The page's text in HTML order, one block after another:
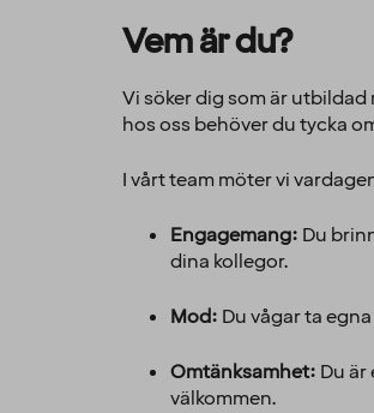
Vem är du?
Vi söker dig som är
hos oss behöver du tycka
I vårt team möter vi
Engagemang: Du
dina kollegor.
Mod: Du vågar ta
Omtänksamhet: Du
välkommen.